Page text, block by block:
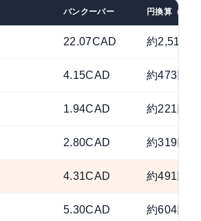
バンクーバー 円換算（
22.07CAD 約2,516円
4.15CAD 約473円
1.94CAD 約221円
2.80CAD 約319円
4.31CAD 約491円
5.30CAD 約604円